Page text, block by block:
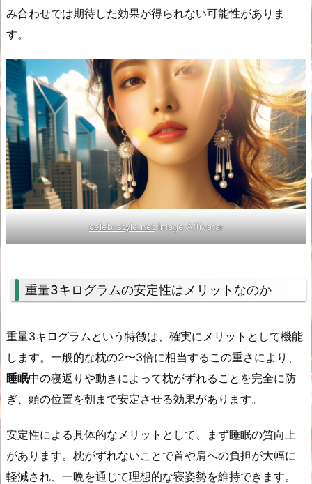
み合わせでは期待した効果が得られない可能性がありま
す。
celeb-style.netimage A(I)vatar
重量3キログラムの安定性はメリットなのか
重量3キログラムという特徴は、確実にメリットとして機能
します。一般的な枕の2〜3倍に相当するこの重さにより、
睡眠中の寝返りや動きによって枕がずれることを完全に防
ぎ、頭の位置を朝まで安定させる効果があります。
安定性による具体的なメリットとして、まず睡眠の質向上
があります。枕がずれないことで首や肩への負担が大幅に
軽減され、一晩を通じて理想的な寝姿勢を維持できます。